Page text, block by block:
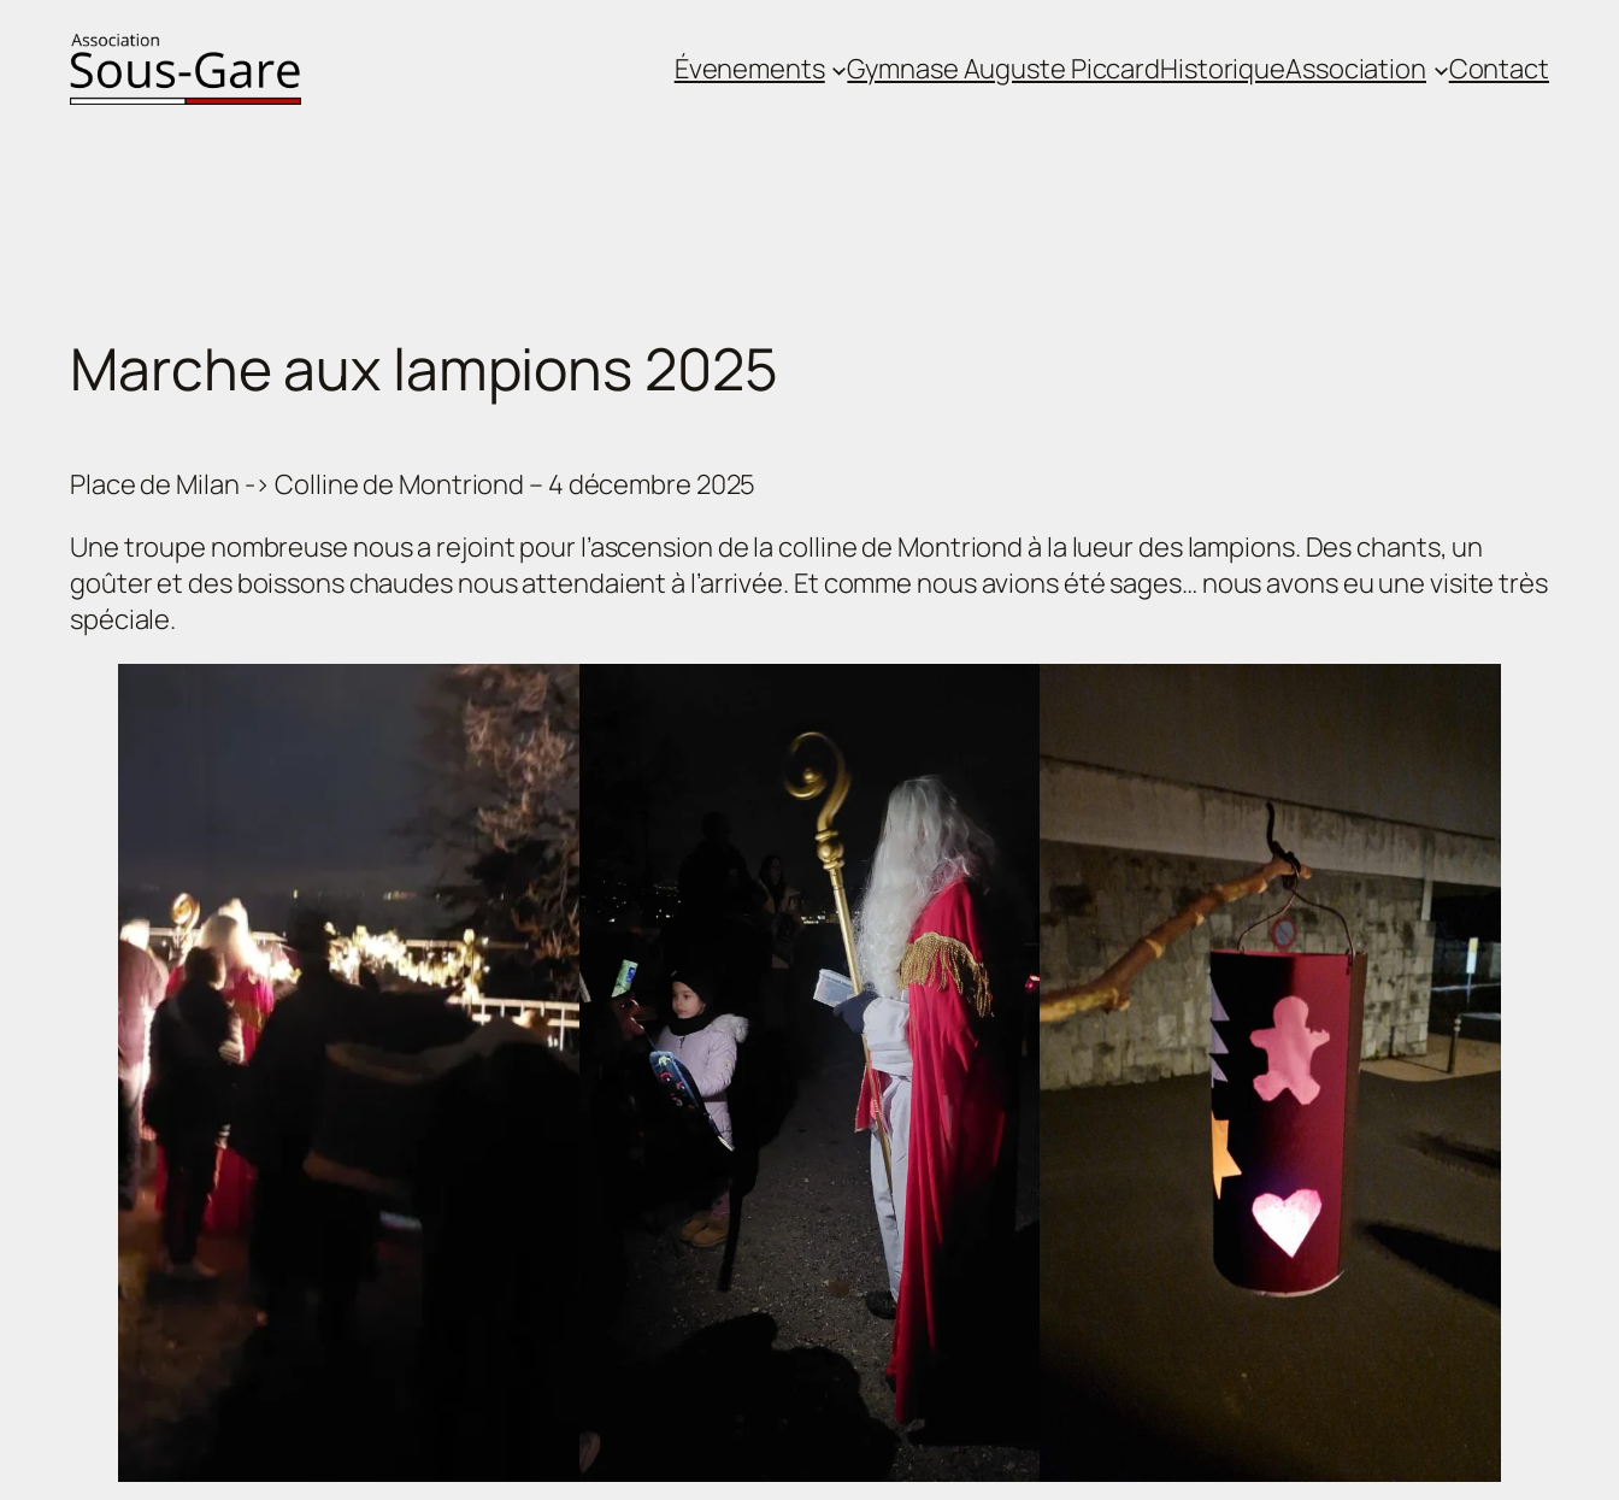
contenu
Évenements Gymnase Auguste PiccardHistoriqueAssociation Contact
Marche aux lampions 2025
Place de Milan -> Colline de Montriond – 4 décembre 2025
Une troupe nombreuse nous a rejoint pour l’ascension de la colline de Montriond à la lueur des lampions. Des chants, un
goûter et des boissons chaudes nous attendaient à l’arrivée. Et comme nous avions été sages… nous avons eu une visite très
spéciale.